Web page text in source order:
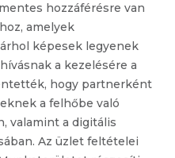
hozzáférésre van
amelyek
képesek legyenek
a kezelésére a
hogy partnerként
a felhőbe való
valamint a digitális
Az üzlet feltételei